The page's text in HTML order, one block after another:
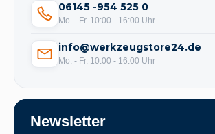
06145 -954 525 0
Mo. - Fr. 10:00 - 16:00 Uhr
info@werkzeugstore24.de
Mo. - Fr. 10:00 - 16:00 Uhr
Newsletter